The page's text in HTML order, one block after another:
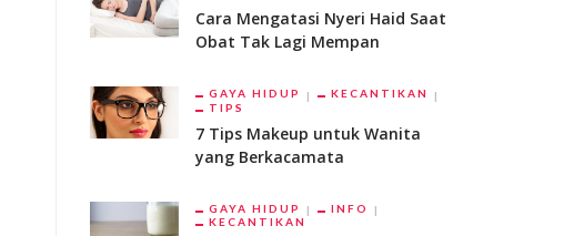
Cara Mengatasi Nyeri Haid Saat
Obat Tak Lagi Mempan
GAYA HIDUP
KECANTIKAN
TIPS
7 Tips Makeup untuk Wanita
yang Berkacamata
GAYA HIDUP
INFO
KECANTIKAN